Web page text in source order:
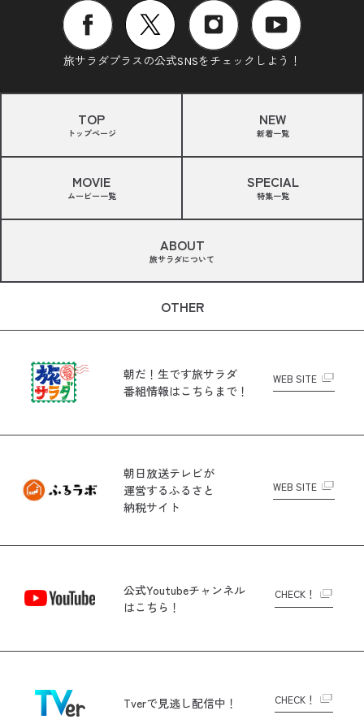
旅サラダプラスの公式SNSをチェックしよう！
TOP
トップページ
NEW
新着一覧
MOVIE
ムービー一覧
SPECIAL
特集一覧
ABOUT
旅サラダについて
OTHER
朝だ！生です旅サラダ
番組情報はこちらまで！
WEB SITE
朝日放送テレビが
運営するふるさと
納税サイト
WEB SITE
公式Youtubeチャンネル
はこちら！
CHECK！
Tverで見逃し配信中！ CHECK！